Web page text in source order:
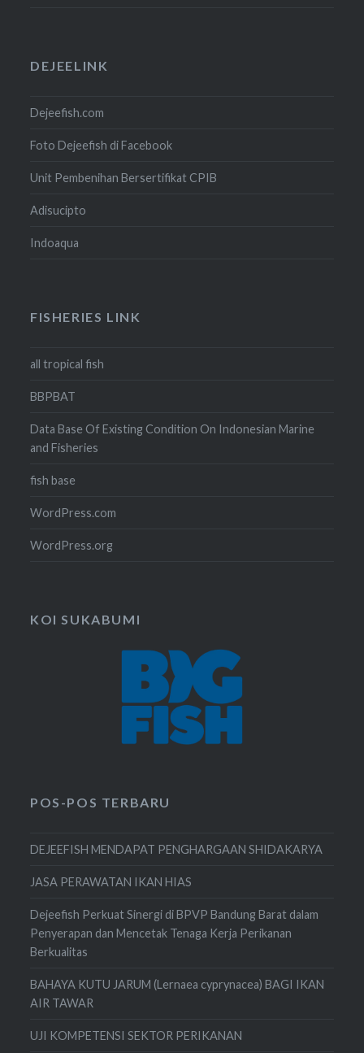
DEJEELINK
Dejeefish.com
Foto Dejeefish di Facebook
Unit Pembenihan Bersertifikat CPIB
Adisucipto
Indoaqua
FISHERIES LINK
all tropical fish
BBPBAT
Data Base Of Existing Condition On Indonesian Marine
and Fisheries
fish base
WordPress.com
WordPress.org
KOI SUKABUMI
POS-POS TERBARU
DEJEEFISH MENDAPAT PENGHARGAAN SHIDAKARYA
JASA PERAWATAN IKAN HIAS
Dejeefish Perkuat Sinergi di BPVP Bandung Barat dalam
Penyerapan dan Mencetak Tenaga Kerja Perikanan
Berkualitas
BAHAYA KUTU JARUM (Lernaea cyprynacea) BAGI IKAN
AIR TAWAR
UJI KOMPETENSI SEKTOR PERIKANAN